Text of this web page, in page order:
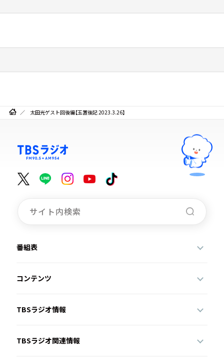
太田光ゲスト回後編【玉置後記 2023.3.26】
番組表
コンテンツ
TBSラジオ情報
TBSラジオ関連情報